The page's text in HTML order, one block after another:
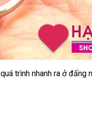
nơi
quá trình nhanh ra ở đấng